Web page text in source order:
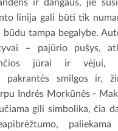
ir dangaus, jie
linija gali būti tik
tampa begalybe.
– pajūrio pušys,
jūrai ir vėjui,
pakrantės smilgos ir,
Indrės Morkūnės -
gili simbolika, čia
paliekama